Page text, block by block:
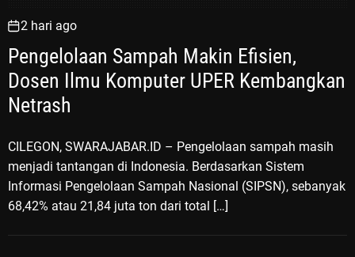
2 hari ago
Pengelolaan Sampah Makin Efisien,
Dosen Ilmu Komputer UPER Kembangkan
Netrash
CILEGON, SWARAJABAR.ID – Pengelolaan sampah masih
menjadi tantangan di Indonesia. Berdasarkan Sistem
Informasi Pengelolaan Sampah Nasional (SIPSN), sebanyak
68,42% atau 21,84 juta ton dari total […]